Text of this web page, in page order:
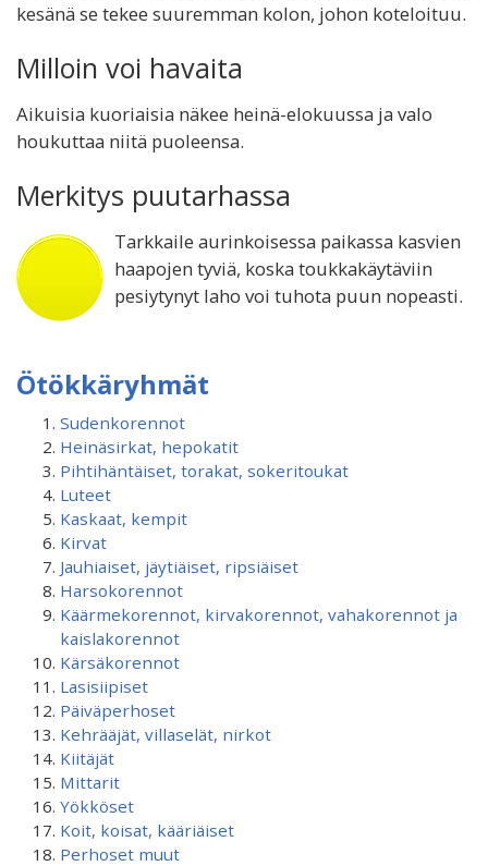
kesänä se tekee suuremman kolon, johon koteloituu.
Milloin voi havaita
Aikuisia kuoriaisia näkee heinä-elokuussa ja valo
houkuttaa niitä puoleensa.
Merkitys puutarhassa
Tarkkaile aurinkoisessa paikassa kasvien
haapojen tyviä, koska toukkakäytäviin
pesiytynyt laho voi tuhota puun nopeasti.
Ötökkäryhmät
Sudenkorennot
Heinäsirkat, hepokatit
Pihtihäntäiset, torakat, sokeritoukat
Luteet
Kaskaat, kempit
Kirvat
Jauhiaiset, jäytiäiset, ripsiäiset
Harsokorennot
Käärmekorennot, kirvakorennot, vahakorennot ja
kaislakorennot
Kärsäkorennot
Lasisiipiset
Päiväperhoset
Kehrääjät, villaselät, nirkot
Kiitäjät
Mittarit
Yökköset
Koit, koisat, kääriäiset
Perhoset muut